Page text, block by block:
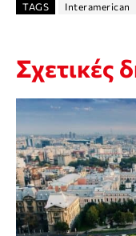
TAGS Interamerican
Σχετικές